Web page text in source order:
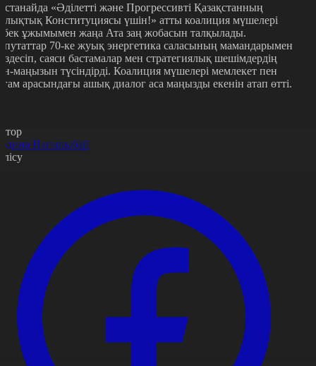
«Әділетті және Прогрессивті Қазақстанның
Конституциясы үшін!» атты коалиция мүшелері
ұжымымен жаңа Ата заң жобасын талқылады.
70-ке жуық энергетика саласының мамандарымен
саяси бастамалар мен стратегиялық шешімдердің
маңызын түсіндірді. Коалиция мүшелері мемлекет пен
арасындағы ашық диалог аса маңызды екенін атап өтті.
Нағашыбай